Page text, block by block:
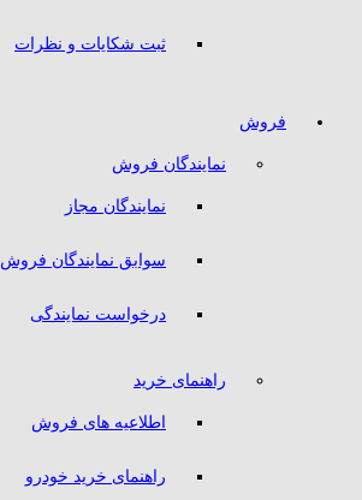
ثبت شکایات و نظرات
فروش
نمایندگان فروش
نمایندگان مجاز
سوابق نمایندگان فروش
درخواست نمایندگی
راهنمای خرید
اطلاعیه های فروش
راهنمای خرید خودرو